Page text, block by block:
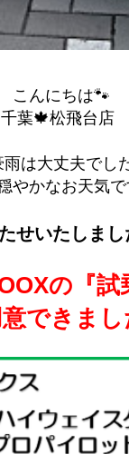
こんにちは🐾
千葉🍁松飛台店
雨は大丈夫でし
やかなお天気
せいたしま
の『試
意できま